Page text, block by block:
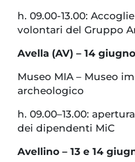
h. 09.00-13.00:
volontari del Gruppo
Avella (AV) – 14
Museo MIA – Museo
archeologico
h. 09.00–13.00:
dei dipendenti MiC
Avellino – 13 e 14